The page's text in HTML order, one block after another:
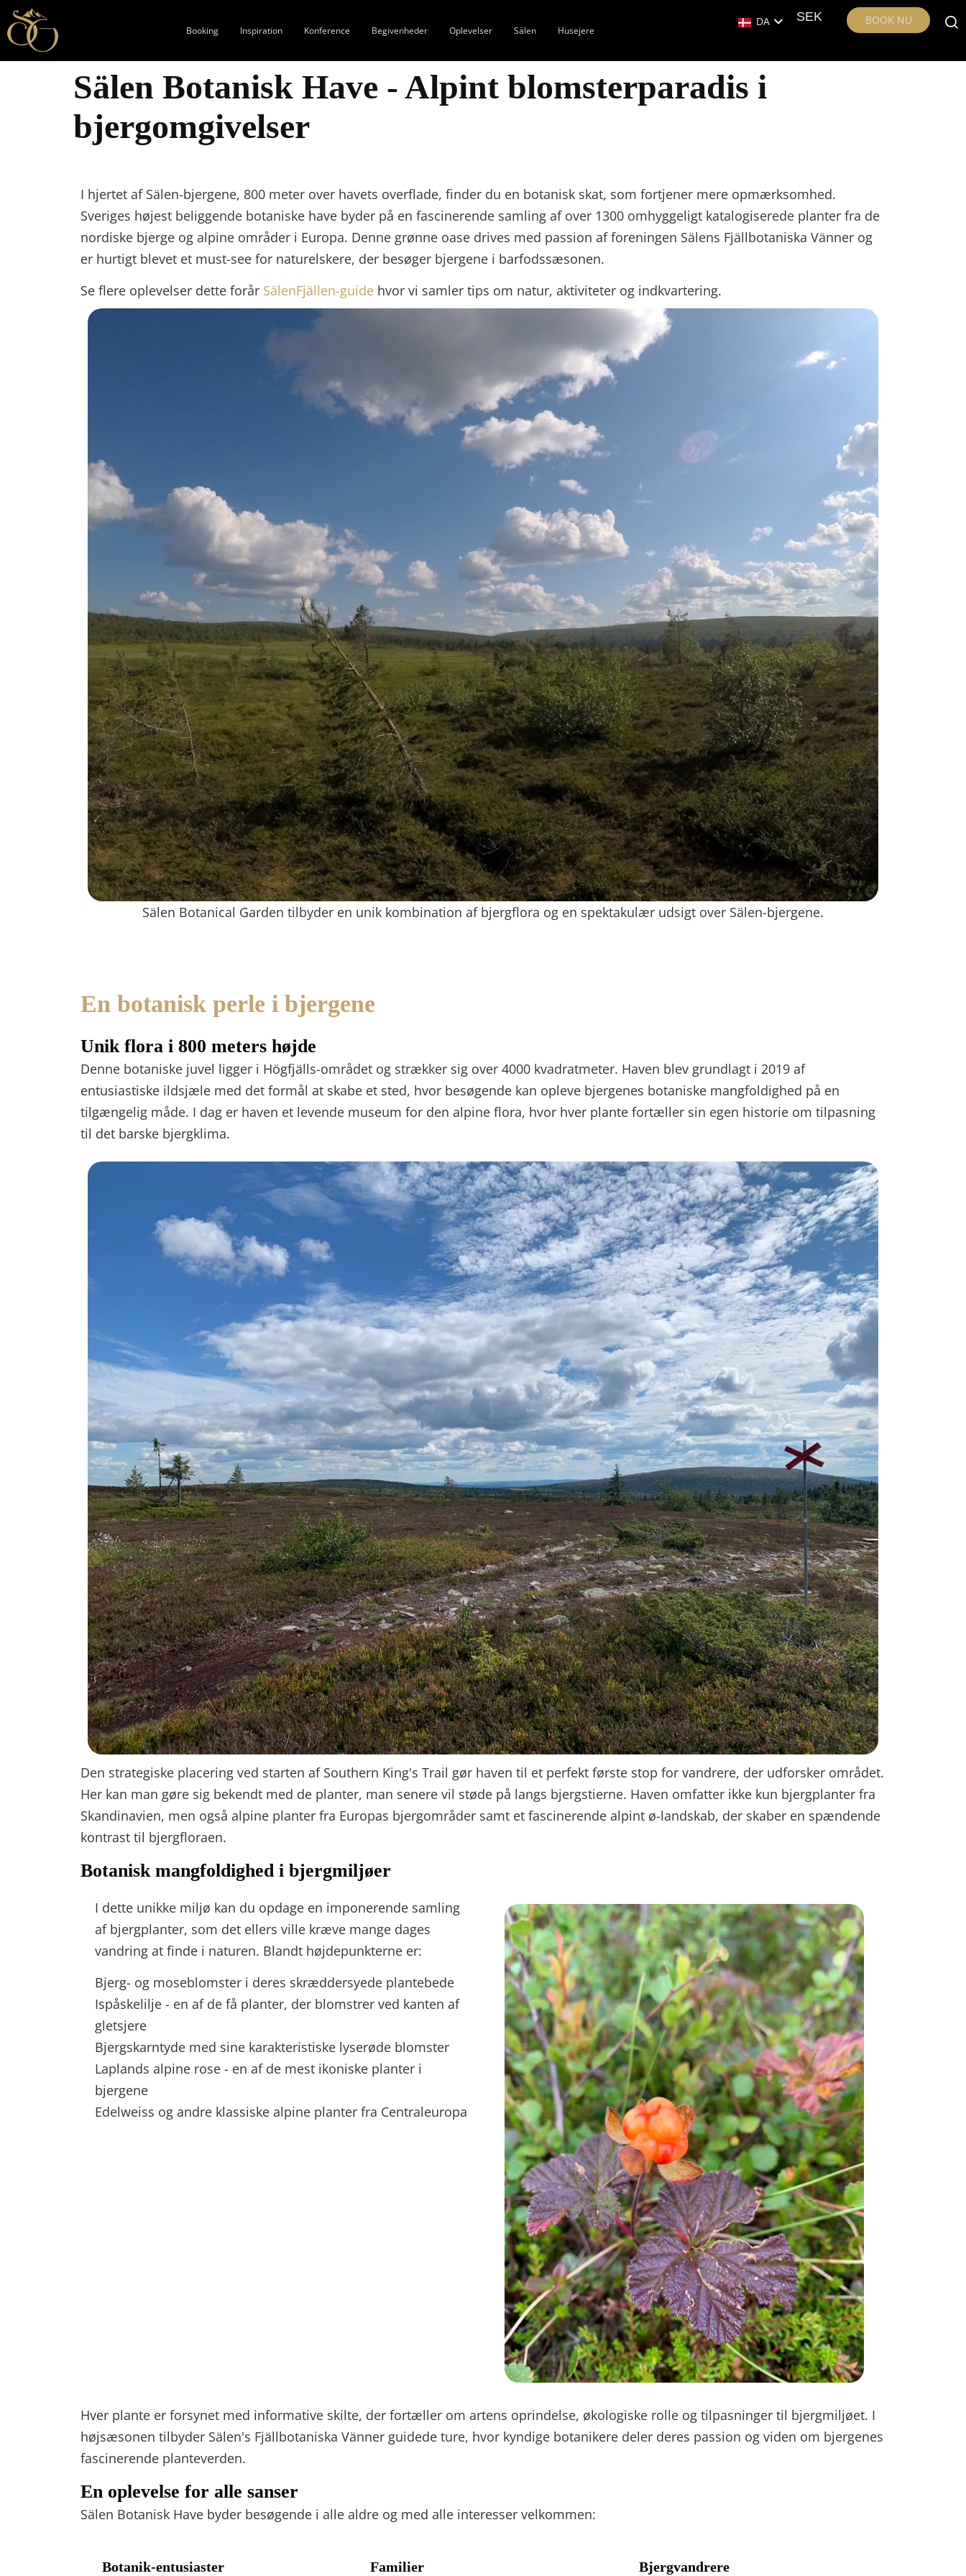
Booking Inspiration Konference Begivenheder Oplevelser Sälen Husejere
DA SEK BOOK NU
Sälen Botanisk Have - Alpint blomsterparadis i
bjergomgivelser
I hjertet af Sälen-bjergene, 800 meter over havets overflade, finder du en botanisk skat, som fortjener mere opmærksomhed.
Sveriges højest beliggende botaniske have byder på en fascinerende samling af over 1300 omhyggeligt katalogiserede planter fra de
nordiske bjerge og alpine områder i Europa. Denne grønne oase drives med passion af foreningen Sälens Fjällbotaniska Vänner og
er hurtigt blevet et must-see for naturelskere, der besøger bjergene i barfodssæsonen.
Se flere oplevelser dette forår SälenFjällen-guide hvor vi samler tips om natur, aktiviteter og indkvartering.
Sälen Botanical Garden tilbyder en unik kombination af bjergflora og en spektakulær udsigt over Sälen-bjergene.
En botanisk perle i bjergene
Unik flora i 800 meters højde
Denne botaniske juvel ligger i Högfjälls-området og strækker sig over 4000 kvadratmeter. Haven blev grundlagt i 2019 af
entusiastiske ildsjæle med det formål at skabe et sted, hvor besøgende kan opleve bjergenes botaniske mangfoldighed på en
tilgængelig måde. I dag er haven et levende museum for den alpine flora, hvor hver plante fortæller sin egen historie om tilpasning
til det barske bjergklima.
Den strategiske placering ved starten af Southern King's Trail gør haven til et perfekt første stop for vandrere, der udforsker området.
Her kan man gøre sig bekendt med de planter, man senere vil støde på langs bjergstierne. Haven omfatter ikke kun bjergplanter fra
Skandinavien, men også alpine planter fra Europas bjergområder samt et fascinerende alpint ø-landskab, der skaber en spændende
kontrast til bjergfloraen.
Botanisk mangfoldighed i bjergmiljøer
I dette unikke miljø kan du opdage en imponerende samling
af bjergplanter, som det ellers ville kræve mange dages
vandring at finde i naturen. Blandt højdepunkterne er:
Bjerg- og moseblomster i deres skræddersyede plantebede
Ispåskelilje - en af de få planter, der blomstrer ved kanten af
gletsjere
Bjergskarntyde med sine karakteristiske lyserøde blomster
Laplands alpine rose - en af de mest ikoniske planter i
bjergene
Edelweiss og andre klassiske alpine planter fra Centraleuropa
Hver plante er forsynet med informative skilte, der fortæller om artens oprindelse, økologiske rolle og tilpasninger til bjergmiljøet. I
højsæsonen tilbyder Sälen's Fjällbotaniska Vänner guidede ture, hvor kyndige botanikere deler deres passion og viden om bjergenes
fascinerende planteverden.
En oplevelse for alle sanser
Sälen Botanisk Have byder besøgende i alle aldre og med alle interesser velkommen:
Botanik-entusiaster Familier Bjergvandrere